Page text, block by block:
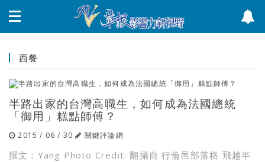
西餐
半路出家的台灣高職生，如何成為法國總統
「御用」糕點師傅？
2015 / 06 / 30 關鍵評論網
撰文：Yang Photo Credit: 翻攝自 行倫邑部落格 飛越半